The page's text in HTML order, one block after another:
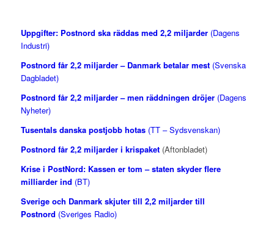
Uppgifter: Postnord ska räddas med 2,2 miljarder(Dagens
Industri)
Postnord får 2,2 miljarder – Danmark betalar mest(Svenska
Dagbladet)
Postnord får 2,2 miljarder – men räddningen dröjer(Dagens
Nyheter)
Tusentals danska postjobb hotas(TT – Sydsvenskan)
Postnord får 2,2 miljarder i krispaket (Aftonbladet)
Krise i PostNord: Kassen er tom – staten skyder flere
milliarder ind (BT)
Sverige och Danmark skjuter till 2,2 miljarder till
Postnord (Sveriges Radio)